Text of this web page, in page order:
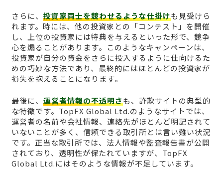
さらに、 投資家同士を競わせるような仕掛けも見受けら
れます。時には、他の投資家との「コンテスト」を開催
し、上位の投資家には特典を与えるといった形で、競争
心を煽ることがあります。このようなキャンペーンは、
投資家が自分の資金をさらに投入するように仕向けるた
めの巧妙な方法であり、最終的にはほとんどの投資家が
損失を抱えることになります。
最後に、 運営者情報の不透明さも、詐欺サイトの典型的
な特徴です。TopFX Global Ltd.のようなサイトでは、
運営者の名前や会社情報、連絡先がほとんど明記されて
いないことが多く、信頼できる取引所とは言い難い状況
です。正当な取引所では、法人情報や監査報告書が公開
されており、透明性が保たれていますが、TopFX
Global Ltd.にはそのような情報が不足しています。